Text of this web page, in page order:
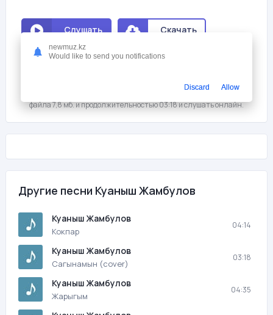
Слушать Скачать
Мне нравится 2
На этой странице вы можете скачать песню бесплатно Куаныш
файла 7,8 мб. и продолжительностью 03:18 и слушать онлайн.
Другие песни Куаныш Жамбулов
Куаныш Жамбулов
Кокпар
04:14
Куаныш Жамбулов
Сагынамын (cover)
03:18
Куаныш Жамбулов
Жарыгым
04:35
newmuz.kz
Would like to send you notifications
Discard Allow